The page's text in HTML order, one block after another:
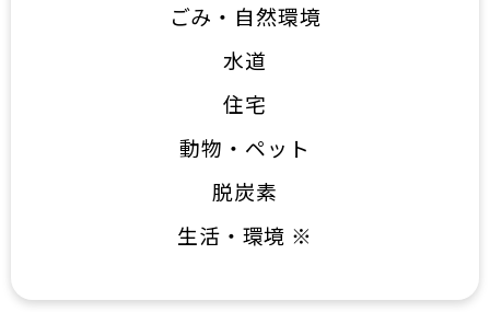
ごみ・自然環境
水道
住宅
動物・ペット
脱炭素
生活・環境 ※